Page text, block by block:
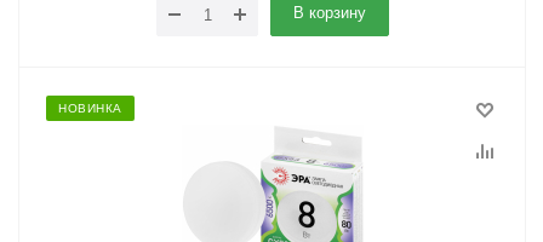
В корзину
НОВИНКА